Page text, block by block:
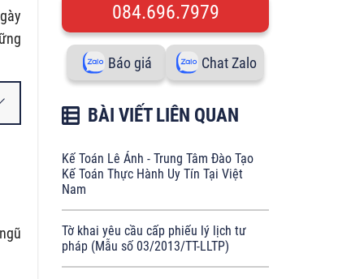
084.696.7979
Báo giá Chat Zalo
BÀI VIẾT LIÊN QUAN
Kế Toán Lê Ánh - Trung Tâm Đào Tạo
Kế Toán Thực Hành Uy Tín Tại Việt
Nam
Tờ khai yêu cầu cấp phiếu lý lịch tư
pháp (Mẫu số 03/2013/TT-LLTP)